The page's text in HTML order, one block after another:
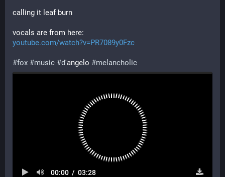
calling it leaf burn
vocals are from here:
youtube.com/watch?v=PR7089y0Fzc
#fox #music #d'angelo #melancholic
00:00 / 03:28